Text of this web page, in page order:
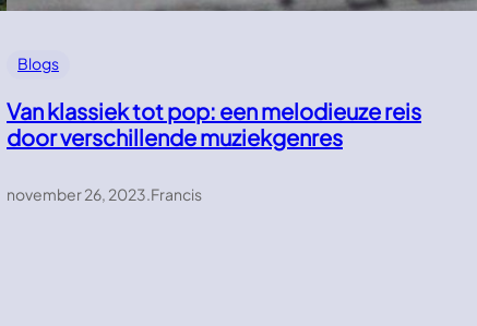
Blogs
Van klassiek tot pop: een melodieuze reis
door verschillende muziekgenres
november 26, 2023.Francis